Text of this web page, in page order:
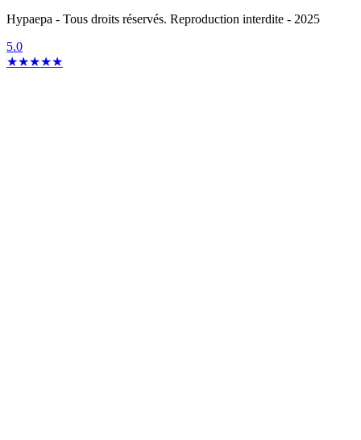
Hypaepa - Tous droits réservés. Reproduction interdite - 2025
5.0
★★★★★